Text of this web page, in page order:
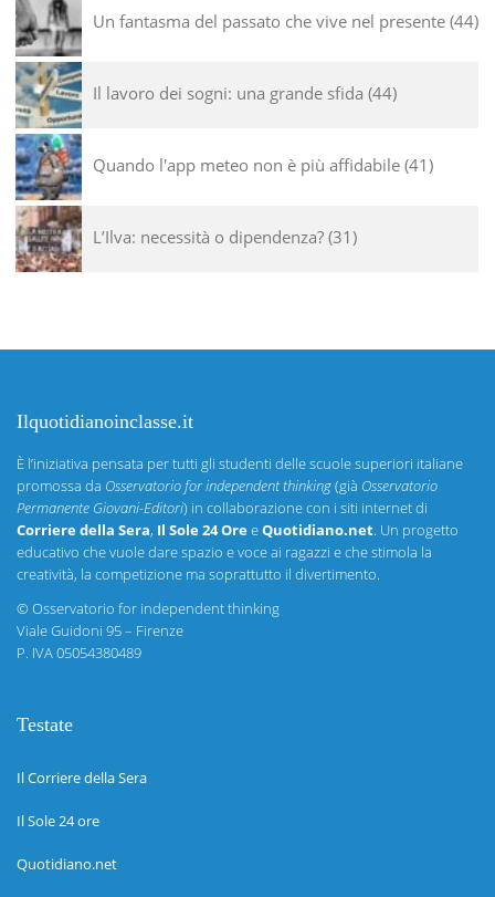
Un fantasma del passato che vive nel presente 44
Il lavoro dei sogni: una grande sfida 44
Quando l'app meteo non è più affidabile 41
L’Ilva: necessità o dipendenza? 31
Ilquotidianoinclasse.it
È l’iniziativa pensata per tutti gli studenti delle scuole superiori italiane
promossa da Osservatorio for independent thinking(già Osservatorio
Permanente Giovani-Editori) in collaborazione con i siti internet di
Corriere della Sera, Il Sole 24 OreeQuotidiano.net. Un progetto
educativo che vuole dare spazio e voce ai ragazzi e che stimola la
creatività, la competizione ma soprattutto il divertimento.
©Osservatorio for independent thinking
Viale Guidoni 95 – Firenze
P. IVA 05054380489
Testate
Il Corriere della Sera
Il Sole 24 ore
Quotidiano.net